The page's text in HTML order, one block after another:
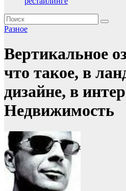
Разное
Вертикальное
что такое, в
дизайне, в
Недвижимость